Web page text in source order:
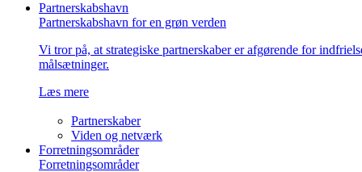
Partnerskabshavn
Partnerskabshavn for en grøn verden
Vi tror på, at strategiske partnerskaber er afgørende for
målsætninger.
Læs mere
Partnerskaber
Viden og netværk
Forretningsområder
Forretningsområder